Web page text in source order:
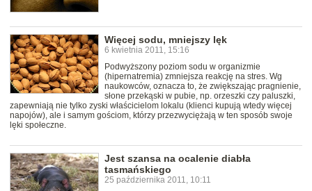
Więcej sodu, mniejszy lęk
6 kwietnia 2011, 15:16
Podwyższony poziom sodu w organizmie
(hipernatremia) zmniejsza reakcję na stres. Wg
naukowców, oznacza to, że zwiększając pragnienie,
słone przekąski w pubie, np. orzeszki czy paluszki,
zapewniają nie tylko zyski właścicielom lokalu (klienci kupują wtedy więcej
napojów), ale i samym gościom, którzy przezwyciężają w ten sposób swoje
lęki społeczne.
Jest szansa na ocalenie diabła
tasmańskiego
25 października 2011, 10:11